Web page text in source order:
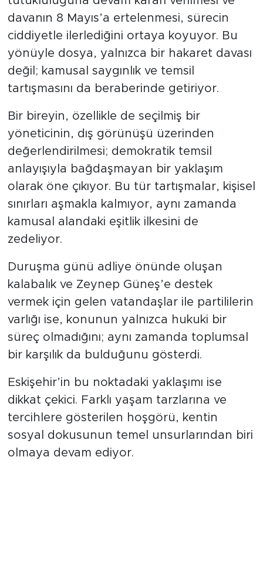
davanın 8 Mayıs’a ertelenmesi, sürecin
ciddiyetle ilerlediğini ortaya koyuyor. Bu
yönüyle dosya, yalnızca bir hakaret davası
değil; kamusal saygınlık ve temsil
tartışmasını da beraberinde getiriyor.
Bir bireyin, özellikle de seçilmiş bir
yöneticinin, dış görünüşü üzerinden
değerlendirilmesi; demokratik temsil
anlayışıyla bağdaşmayan bir yaklaşım
olarak öne çıkıyor. Bu tür tartışmalar, kişisel
sınırları aşmakla kalmıyor, aynı zamanda
kamusal alandaki eşitlik ilkesini de
zedeliyor.
Duruşma günü adliye önünde oluşan
kalabalık ve Zeynep Güneş’e destek
vermek için gelen vatandaşlar ile partililerin
varlığı ise, konunun yalnızca hukuki bir
süreç olmadığını; aynı zamanda toplumsal
bir karşılık da bulduğunu gösterdi.
Eskişehir’in bu noktadaki yaklaşımı ise
dikkat çekici. Farklı yaşam tarzlarına ve
tercihlere gösterilen hoşgörü, kentin
sosyal dokusunun temel unsurlarından biri
olmaya devam ediyor.